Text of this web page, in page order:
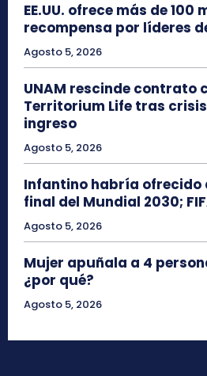
EE.UU. ofrece más de 100
recompensa por líderes
Agosto 5, 2026
UNAM rescinde contrato
Territorium Life tras crisis
ingreso
Agosto 5, 2026
Infantino habría ofrecido
final del Mundial 2030;
Agosto 5, 2026
Mujer apuñala a 4
¿por qué?
Agosto 5, 2026